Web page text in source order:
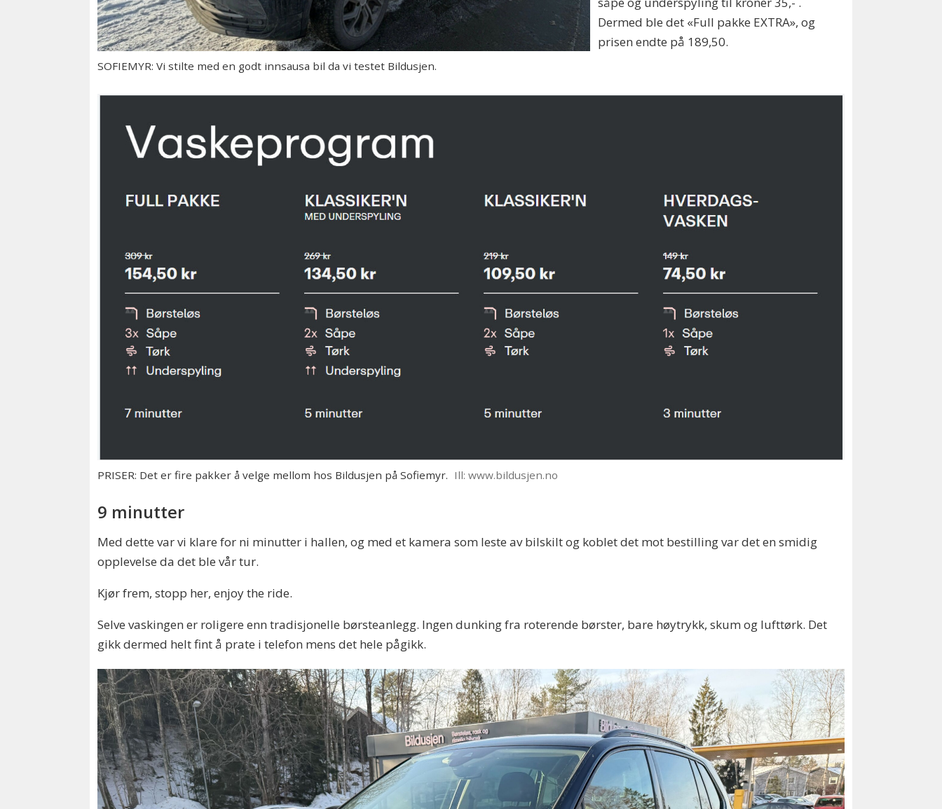
SOFIEMYR: Vi stilte med en godt innsausa bil da vi testet Bildusjen.
Dermed ble det «Full pakke EXTRA», og
prisen endte på 189,50.
PRISER: Det er fire pakker å velge mellom hos Bildusjen på Sofiemyr. Ill: www.bildusjen.no
9 minutter
Med dette var vi klare for ni minutter i hallen, og med et kamera som leste av bilskilt og koblet det mot bestilling var det en smidig
opplevelse da det ble vår tur.
Kjør frem, stopp her, enjoy the ride.
Selve vaskingen er roligere enn tradisjonelle børsteanlegg. Ingen dunking fra roterende børster, bare høytrykk, skum og lufttørk. Det
gikk dermed helt fint å prate i telefon mens det hele pågikk.